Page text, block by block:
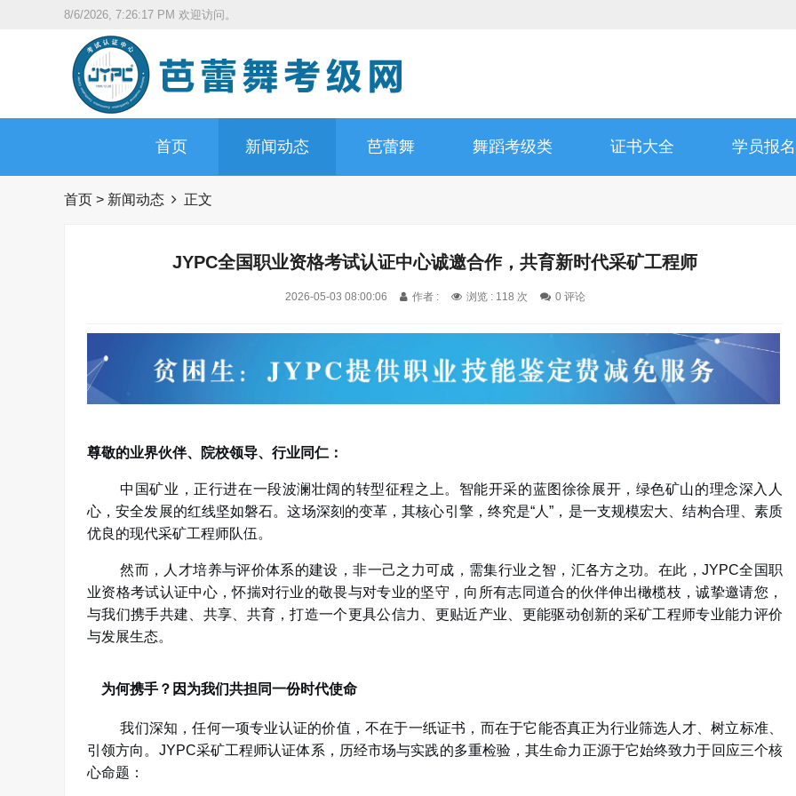
8/6/2026, 7:26:18 PM 欢迎访问。
首页 新闻动态 芭蕾舞 舞蹈考级类 证书大全 学员报名
首页 > 新闻动态 正文
JYPC全国职业资格考试认证中心诚邀合作，共育新时代采矿工程师
2026-05-03 08:00:06 作者 : 浏览 : 118 次 0 评论
尊敬的业界伙伴、院校领导、行业同仁：
中国矿业，正行进在一段波澜壮阔的转型征程之上。智能开采的蓝图徐徐展开，绿色矿山的理念深入人
心，安全发展的红线坚如磐石。这场深刻的变革，其核心引擎，终究是“人” ，是一支规模宏大、结构合理、素质
优良的现代采矿工程师队伍。
然而，人才培养与评价体系的建设，非一己之力可成，需集行业之智，汇各方之功。在此， JYPC全国职
业资格考试认证中心，怀揣对行业的敬畏与对专业的坚守，向所有志同道合的伙伴伸出橄榄枝，诚挚邀请您，
与我们携手共建、共享、共育，打造一个更具公信力、更贴近产业、更能驱动创新的采矿工程师专业能力评价
与发展生态。
为何携手？因为我们共担同一份时代使命
我们深知，任何一项专业认证的价值，不在于一纸证书，而在于它能否真正为行业筛选人才、树立标准、
引领方向。 JYPC采矿工程师认证体系，历经市场与实践的多重检验，其生命力正源于它始终致力于回应三个核
心命题：